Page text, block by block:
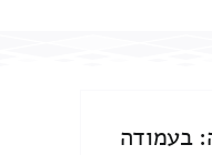
בעמודה